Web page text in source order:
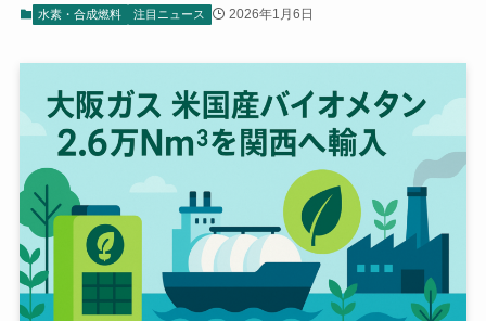
水素・合成燃料 注目ニュース 2026年1月6日